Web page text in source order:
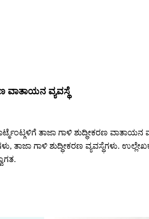
ವಾತಾಯನ ವ್ಯವಸ್ಥೆ
ತಾಜಾ ಗಾಳಿ ಶುದ್ಧೀಕರಣ ವಾತಾಯನ
ಗಾಳಿ ಶುದ್ಧೀಕರಣ ವ್ಯವಸ್ಥೆಗಳು.